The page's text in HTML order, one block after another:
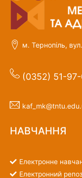
м. Тернопіль,
(0352) 51-
НАВЧАННЯ
Електронне
Електронний